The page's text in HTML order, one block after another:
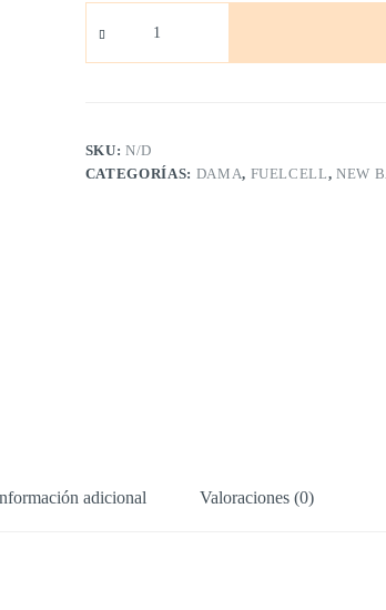
Balance
Rebel
SKU:N/D
CATEGORÍAS: DAMA, FUELCELL,NEW
adicional Valoraciones (0)